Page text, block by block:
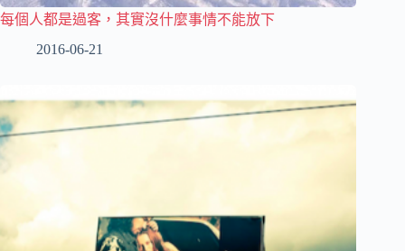
每個人都是過客，其實沒什麼事情不能放下
2016-06-21